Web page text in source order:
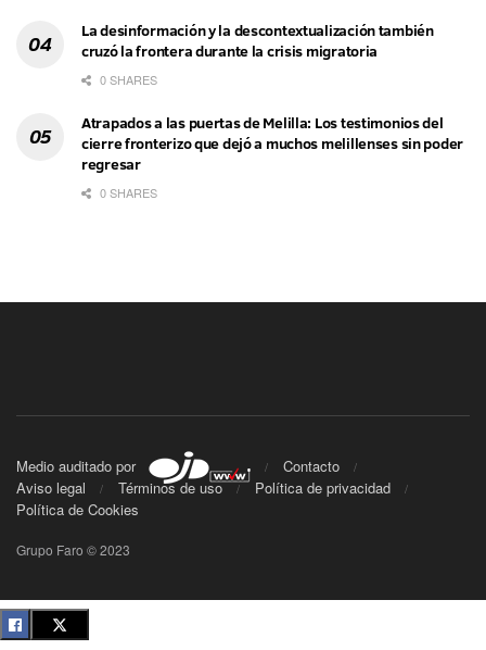
La desinformación y la descontextualización también
cruzó la frontera durante la crisis migratoria
0 SHARES
Atrapados a las puertas de Melilla: Los testimonios del
cierre fronterizo que dejó a muchos melillenses sin poder
regresar
0 SHARES
Medio auditado por
Contacto
Aviso legal
Términos de uso
Política de privacidad
Política de Cookies
Grupo Faro © 2023